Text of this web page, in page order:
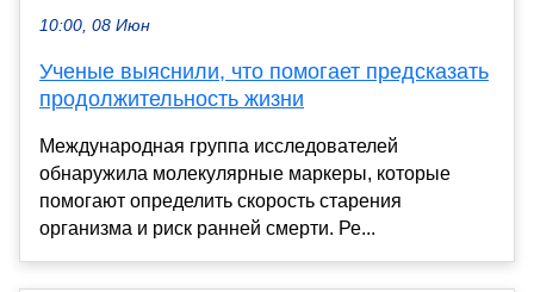
10:00, 08 Июн
Ученые выяснили, что помогает предсказать
продолжительность жизни
Международная группа исследователей
обнаружила молекулярные маркеры, которые
помогают определить скорость старения
организма и риск ранней смерти. Ре...